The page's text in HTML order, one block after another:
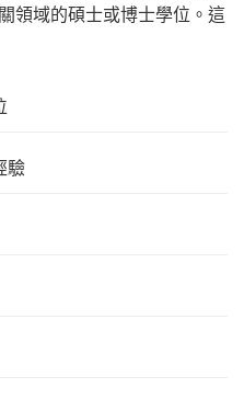
領域的碩士或博士學位。這
驗